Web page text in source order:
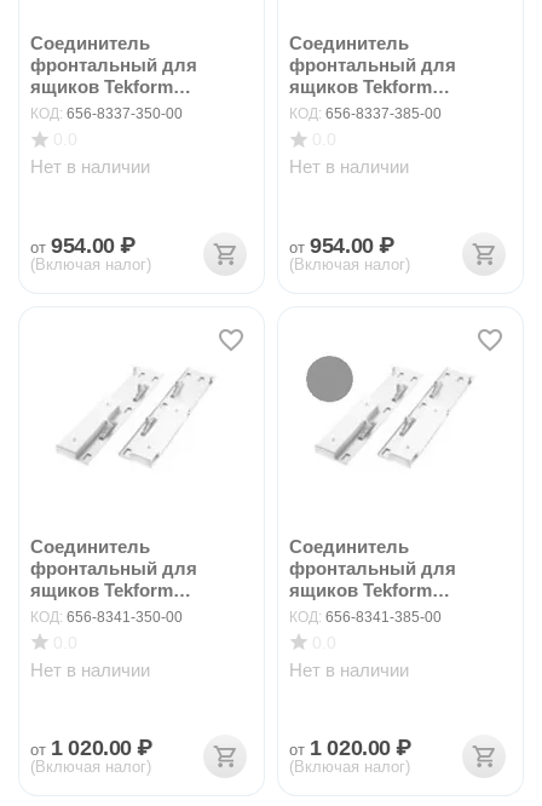
Соединитель
фронтальный для
ящиков Tekform
slimline+ DW14...
КОД: 656-8337-350-00
Нет в наличии
от 954.00 ₽
(Включая налог)
Соединитель
фронтальный для
ящиков Tekform
slimline+ DW14...
КОД: 656-8337-385-00
Нет в наличии
от 954.00 ₽
(Включая налог)
Соединитель
фронтальный для
ящиков Tekform
slimline+ DW18...
КОД: 656-8341-350-00
Нет в наличии
от 1 020.00 ₽
(Включая налог)
Соединитель
фронтальный для
ящиков Tekform
slimline+ DW18...
КОД: 656-8341-385-00
Нет в наличии
от 1 020.00 ₽
(Включая налог)